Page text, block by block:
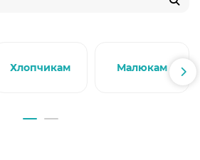
Хлопчикам Малюкам